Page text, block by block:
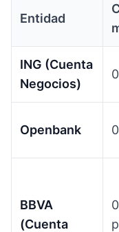
Entidad
ING (Cuenta
Negocios)
Openbank
BBVA
(Cuenta